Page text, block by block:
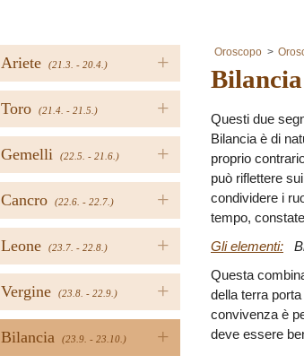
+
Ariete (21.3. - 20.4.)
+
Toro (21.4. - 21.5.)
+
Gemelli (22.5. - 21.6.)
+
Cancro (22.6. - 22.7.)
+
Leone (23.7. - 22.8.)
+
Vergine (23.8. - 22.9.)
+
Bilancia (23.9. - 23.10.)
Oroscopo
Questi due
Bilancia è di
proprio
può riflettere
condividere i
tempo,
Gli elementi:
Questa
della terra
convivenza è
deve essere